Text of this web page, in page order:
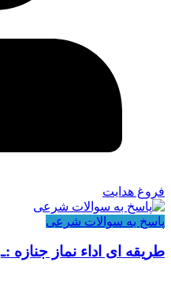
فروغ هدایت
پاسخ به سوالات شرعی
طریقه ای اداء نماز جنازه :ـ